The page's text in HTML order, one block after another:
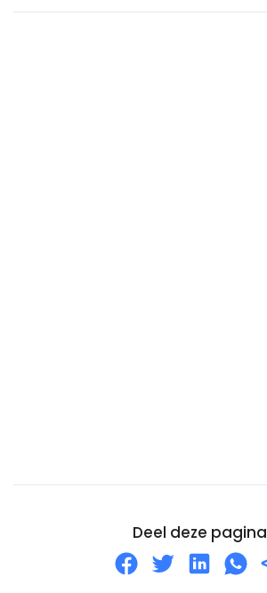
Bulgarije
Deel deze pagina